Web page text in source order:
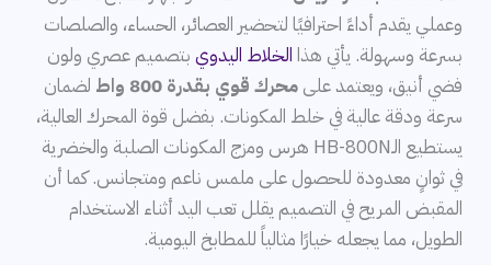
وعملي يقدم أداءً احترافيًا لتحضير العصائر، الحساء، والصلصات
بسرعة وسهولة. يأتي هذا الخلاط اليدوي بتصميم عصري ولون
فضي أنيق، ويعتمد علىمحرك قوي بقدرة 800 واط
لضمان
سرعة ودقة عالية في خلط المكونات. بفضل قوة المحرك العالية،
يستطيع الـHB-800N هرس ومزج المكونات الصلبة والخضرية
في ثوانٍ معدودة للحصول على ملمس ناعم ومتجانس. كما أن
المقبض المريح في التصميم يقلل تعب اليد أثناء الاستخدام
الطويل، مما يجعله خيارًا مثالياً للمطابخ اليومية.